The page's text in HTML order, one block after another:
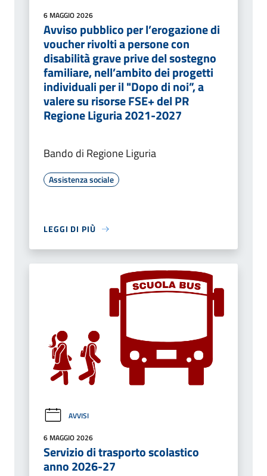
6 MAGGIO 2026
Avviso pubblico per l’erogazione di
voucher rivolti a persone con
disabilità grave prive del sostegno
familiare, nell’ambito dei progetti
individuali per il "Dopo di noi”, a
valere su risorse FSE+ del PR
Regione Liguria 2021-2027
Bando di Regione Liguria
Assistenza sociale
LEGGI DI PIÙ
AVVISI
6 MAGGIO 2026
Servizio di trasporto scolastico
anno 2026-27